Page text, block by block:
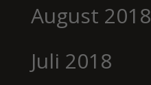
August 2018
Juli 2018